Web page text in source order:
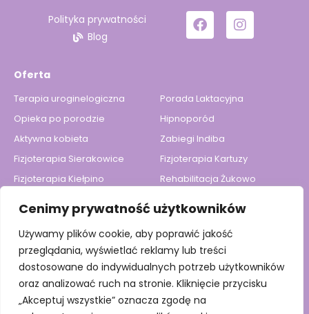
Cenimy prywatność użytkowników
Używamy plików cookie, aby poprawić jakość
przeglądania, wyświetlać reklamy lub treści
dostosowane do indywidualnych potrzeb użytkowników
oraz analizować ruch na stronie. Kliknięcie przycisku
„Akceptuj wszystkie” oznacza zgodę na
Polityka prywatności
Blog
Oferta
Terapia uroginelogiczna
Porada Laktacyjna
Opieka po porodzie
Hipnoporód
Aktywna kobieta
Zabiegi Indiba
Fizjoterapia Sierakowice
Fizjoterapia Kartuzy
Fizjoterapia Kiełpino
Rehabilitacja Żukowo
Indywidualnie
Strony
O nas
Kontakt